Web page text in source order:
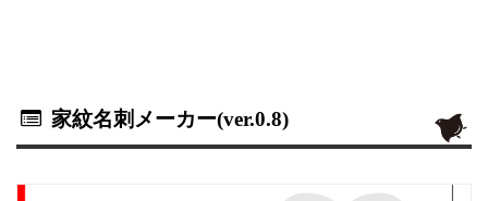
家紋名刺メーカー(ver.0.8)